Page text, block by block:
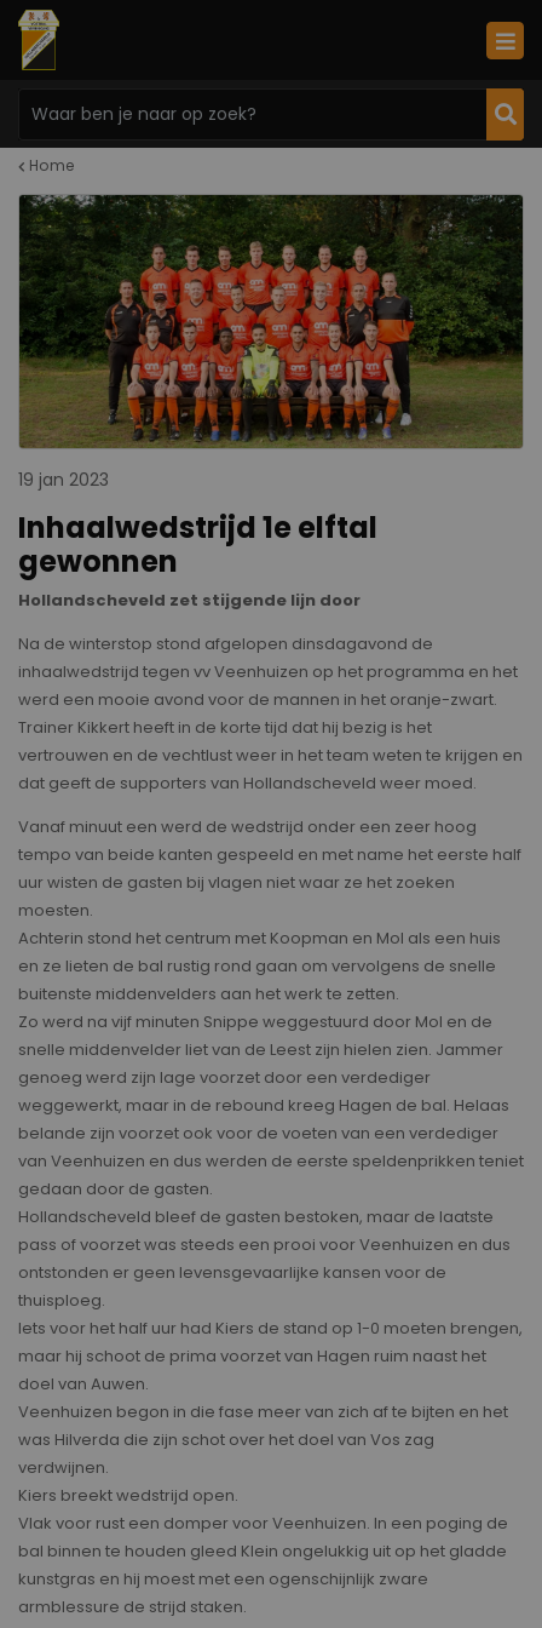
Home
19 jan 2023
Inhaalwedstrijd 1e elftal
gewonnen
Hollandscheveld zet stijgende lijn door
Na de winterstop stond afgelopen dinsdagavond de
inhaalwedstrijd tegen vv Veenhuizen op het programma en het
werd een mooie avond voor de mannen in het oranje-zwart.
Trainer Kikkert heeft in de korte tijd dat hij bezig is het
vertrouwen en de vechtlust weer in het team weten te krijgen en
dat geeft de supporters van Hollandscheveld weer moed.
Vanaf minuut een werd de wedstrijd onder een zeer hoog
tempo van beide kanten gespeeld en met name het eerste half
uur wisten de gasten bij vlagen niet waar ze het zoeken
moesten.
Achterin stond het centrum met Koopman en Mol als een huis
en ze lieten de bal rustig rond gaan om vervolgens de snelle
buitenste middenvelders aan het werk te zetten.
Zo werd na vijf minuten Snippe weggestuurd door Mol en de
snelle middenvelder liet van de Leest zijn hielen zien. Jammer
genoeg werd zijn lage voorzet door een verdediger
weggewerkt, maar in de rebound kreeg Hagen de bal. Helaas
belande zijn voorzet ook voor de voeten van een verdediger
van Veenhuizen en dus werden de eerste speldenprikken teniet
gedaan door de gasten.
Hollandscheveld bleef de gasten bestoken, maar de laatste
pass of voorzet was steeds een prooi voor Veenhuizen en dus
ontstonden er geen levensgevaarlijke kansen voor de
thuisploeg.
Iets voor het half uur had Kiers de stand op 1-0 moeten brengen,
maar hij schoot de prima voorzet van Hagen ruim naast het
doel van Auwen.
Veenhuizen begon in die fase meer van zich af te bijten en het
was Hilverda die zijn schot over het doel van Vos zag
verdwijnen.
Kiers breekt wedstrijd open.
Vlak voor rust een domper voor Veenhuizen. In een poging de
bal binnen te houden gleed Klein ongelukkig uit op het gladde
kunstgras en hij moest met een ogenschijnlijk zware
armblessure de strijd staken.